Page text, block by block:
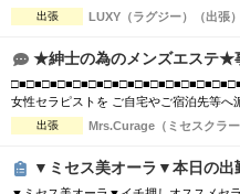
・初回限定で各コース総額より3,000円割引 ☆【 新人割 】☆ ～ New Face
st ～ NEW FACE マークの付いているセ
出張 LUXY（ラグジー）（出張）
★紳士の為のメンズエステ★
女性セラピストを ご自宅やご宿泊先等へ
程の癒しと心のこもった おもてなしを
■□■□■□■□■□■□ お客様の日々のお疲れや
出張 Mrs.Curage（ミセスクラー
▼ミセス美オーラ▼本日の出